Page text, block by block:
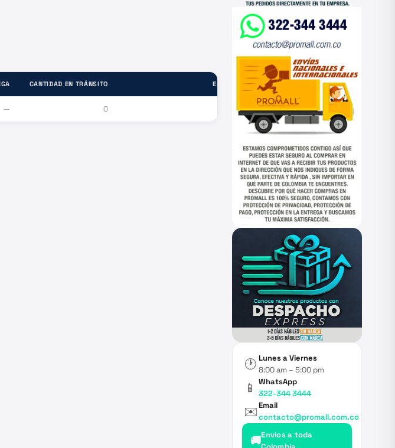
CANTIDAD EN TRÁNSITO ESTADO
— 0 —
🕐 Lunes a Viernes
8:00 am – 5:00 pm
📱
WhatsApp
322-344 3444
✉️Email
contacto@promall.com.co
🚚Envíos a toda